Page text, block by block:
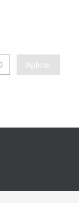
Aplicar